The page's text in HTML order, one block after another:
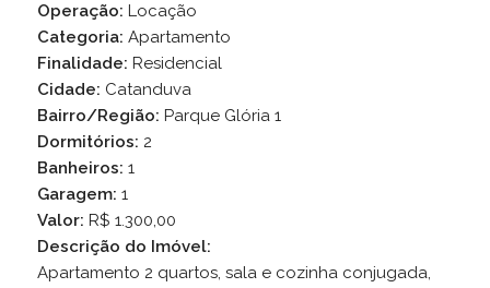
Operação: Locação
Categoria: Apartamento
Finalidade: Residencial
Cidade: Catanduva
Bairro/Região: Parque Glória 1
Dormitórios: 2
Banheiros: 1
Garagem: 1
Valor: R$ 1.300,00
Descrição do Imóvel:
Apartamento 2 quartos, sala e cozinha conjugada,